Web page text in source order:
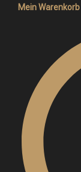
Mein Warenkorb